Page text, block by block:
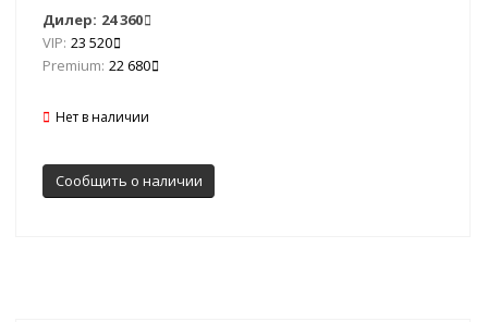
Дилер: 24 360
VIP: 23 520
Premium: 22 680
Нет в наличии
Сообщить о наличии